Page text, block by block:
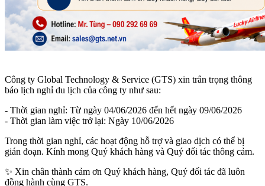
Công ty Global Technology & Service (GTS) xin trân trọng thông
báo lịch nghỉ du lịch của công ty như sau:
- Thời gian nghỉ: Từ ngày 04/06/2026 đến hết ngày 09/06/2026
- Thời gian làm việc trở lại: Ngày 10/06/2026
Trong thời gian nghỉ, các hoạt động hỗ trợ và giao dịch có thể bị
gián đoạn. Kính mong Quý khách hàng và Quý đối tác thông cảm.
✨ Xin chân thành cảm ơn Quý khách hàng, Quý đối tác đã luôn
đồng hành cùng GTS.